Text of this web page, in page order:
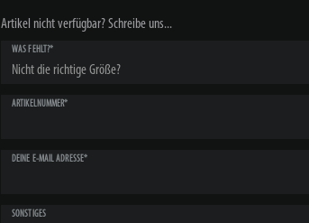
Artikel nicht verfügbar? Schreibe uns...
WAS FEHLT?*
ARTIKELNUMMER*
DEINE E-MAIL ADRESSE*
SONSTIGES